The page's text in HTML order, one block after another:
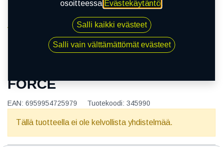
145/80R13 75T LEAO NOVA-FORCE
FORCE
EAN: 6959954725979 Tuotekoodi: 345990
Tällä tuotteella ei ole kelvollista yhdistelmää.
osoitteessa Evästekäytäntö.
Salli kaikki evästeet
Salli vain välttämättömät evästeet